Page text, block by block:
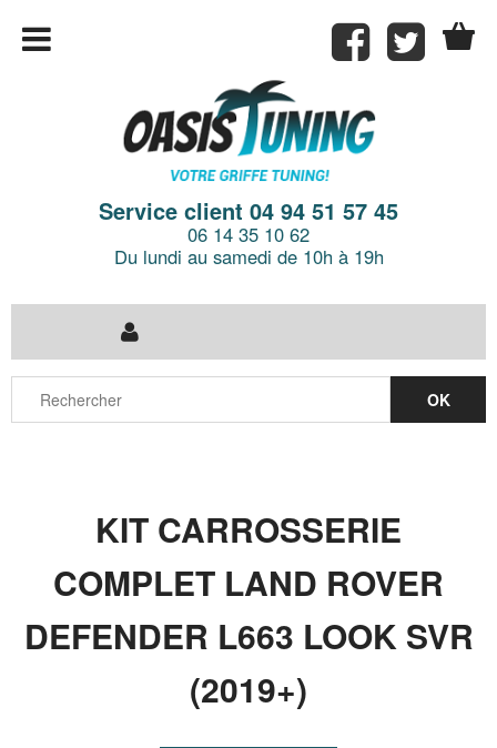
Service client 04 94 51 57 45
06 14 35 10 62
Du lundi au samedi de 10h à 19h
KIT CARROSSERIE
COMPLET LAND ROVER
DEFENDER L663 LOOK SVR
(2019+)